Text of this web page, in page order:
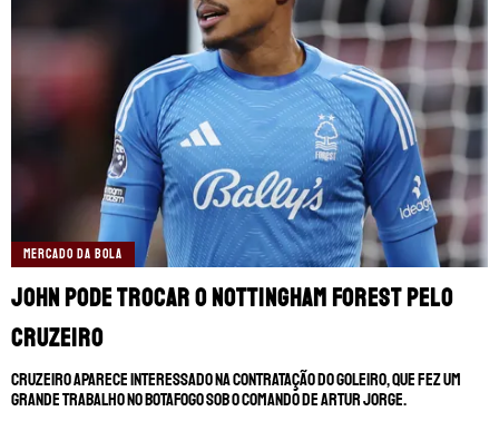
TERMOS E CONDIÇÕES
POLÍTICA DE PRIVACIDADE
POLÍTICA DE COOKIES
POLÍTICA EDITORIAL AD CHOICES
Somos Fanáticos, assim como Futbol Sites, é
uma empresa pertencente à Better
Collective. Todos os direitos reservados.
+18 |Jogue com responsabilidade
Comercial | Ministério da Fazenda adverte: Aposta não
é investimento.
MERCADO DA BOLA
John pode trocar o Nottingham Forest pelo
Cruzeiro
Cruzeiro aparece interessado na contratação do goleiro, que fez um
grande trabalho no Botafogo sob o comando de Artur Jorge.